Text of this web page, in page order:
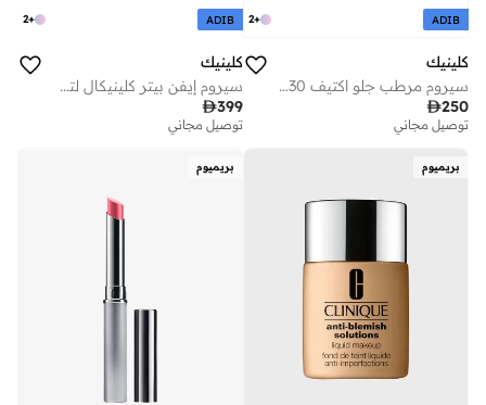
+
2 ADIB
كلينيك
سيروم مرطب جلو اكتيف 30 مل
250
توصيل مجاني
+
2 ADIB
كلينيك
سيروم إيفن بيتر كلينيكال لتفتيح البقع الداكنة – 30 مل
399
توصيل مجاني
بريميوم بريميوم